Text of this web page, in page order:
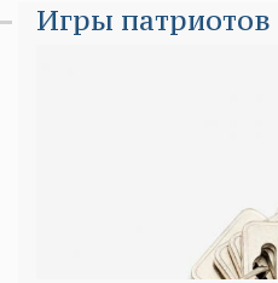
Игры патриотов